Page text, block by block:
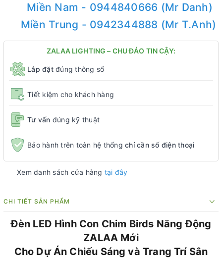
Miền Nam - 0944840666 (Mr Danh)
Miền Trung - 0942344888 (Mr T.Anh)
ZALAA LIGHTING – CHU ĐÁO TIN CẬY:
Lắp đặtđúng thông số
Tiết kiệm cho khách hàng
Tư vấn đúng kỹ thuật
Bảo hành trên toàn hệ thống chỉ cần số điện thoại
Xem danh sách cửa hàng tại đây
CHI TIẾT SẢN PHẨM
Đèn LED Hình Con Chim Birds Năng Động
ZALAA Mới
Cho Dự Án Chiếu Sáng và Trang Trí Sân